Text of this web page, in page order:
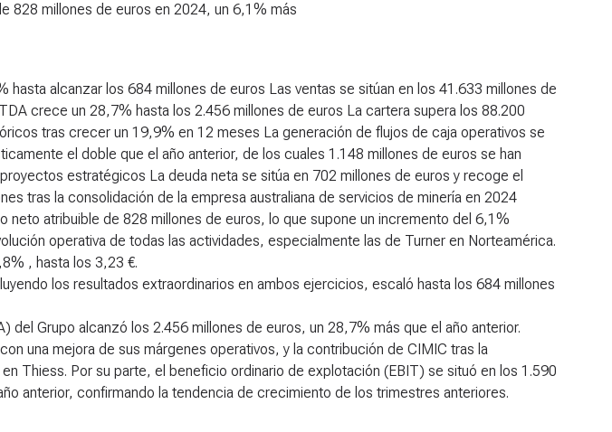
828 millones de euros en 2024, un 6,1% más
hasta alcanzar los 684 millones de euros Las ventas se sitúan en los 41.633 millones de
crece un 28,7% hasta los 2.456 millones de euros La cartera supera los 88.200
tras crecer un 19,9% en 12 meses La generación de flujos de caja operativos se
el doble que el año anterior, de los cuales 1.148 millones de euros se han
estratégicos La deuda neta se sitúa en 702 millones de euros y recoge el
tras la consolidación de la empresa australiana de servicios de minería en 2024
neto atribuible de 828 millones de euros, lo que supone un incremento del 6,1%
operativa de todas las actividades, especialmente las de Turner en Norteamérica.
, hasta los 3,23 €.
los resultados extraordinarios en ambos ejercicios, escaló hasta los 684 millones
del Grupo alcanzó los 2.456 millones de euros, un 28,7% más que el año anterior.
una mejora de sus márgenes operativos, y la contribución de CIMIC tras la
Thiess. Por su parte, el beneficio ordinario de explotación (EBIT) se situó en los 1.590
anterior, confirmando la tendencia de crecimiento de los trimestres anteriores.